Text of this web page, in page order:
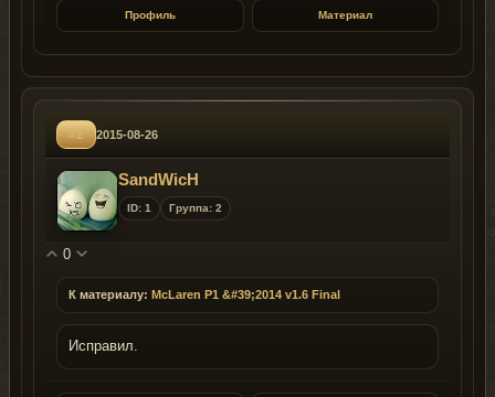
Профиль Материал
#2 2015-08-26
SandWicH
ID: 1 Группа: 2
0
К материалу: McLaren P1 &#39;2014 v1.6 Final
Исправил.